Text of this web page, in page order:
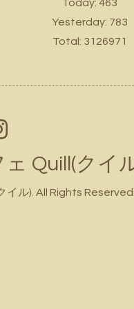
Today:463
Yesterday: 783
Total: 3126971
Quill(クイ
イル) . All Rights